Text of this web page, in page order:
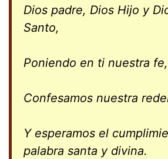
Dios padre, Dios Hijo y
Santo,
Poniendo en ti nuestra fe,
Confesamos nuestra
Y esperamos el
palabra santa y divina.